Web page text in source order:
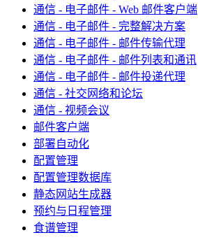
通信 - 电子邮件 - Web 邮件客户端
通信 - 电子邮件 - 完整解决方案
通信 - 电子邮件 - 邮件传输代理
通信 - 电子邮件 - 邮件列表和通讯
通信 - 电子邮件 - 邮件投递代理
通信 - 社交网络和论坛
通信 - 视频会议
邮件客户端
部署自动化
配置管理
配置管理数据库
静态网站生成器
预约与日程管理
食谱管理